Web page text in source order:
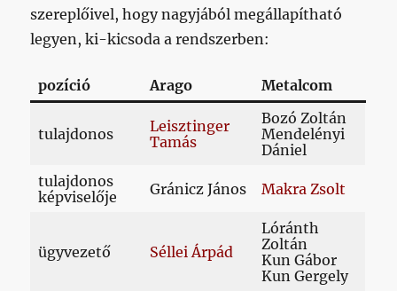
szereplőivel, hogy nagyjából megállapítható
legyen, ki-kicsoda a rendszerben:
pozíció Arago Metalcom
tulajdonos
Leisztinger
Tamás
Bozó Zoltán
Mendelényi
Dániel
tulajdonos
képviselője
Gránicz János Makra Zsolt
ügyvezető Séllei Árpád
Lóránth
Zoltán
Kun Gábor
Kun Gergely